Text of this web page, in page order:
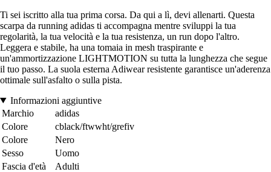
Ti sei iscritto alla tua prima corsa. Da qui a lì, devi allenarti. Questa
scarpa da running adidas ti accompagna mentre sviluppi la tua
regolarità, la tua velocità e la tua resistenza, un run dopo l'altro.
Leggera e stabile, ha una tomaia in mesh traspirante e
un'ammortizzazione LIGHTMOTION su tutta la lunghezza che segue
il tuo passo. La suola esterna Adiwear resistente garantisce un'aderenza
ottimale sull'asfalto o sulla pista.
Informazioni aggiuntive
Marchio
adidas
Colore
cblack/ftwwht/grefiv
Colore
Nero
Sesso
Uomo
Fascia d'età
Adulti